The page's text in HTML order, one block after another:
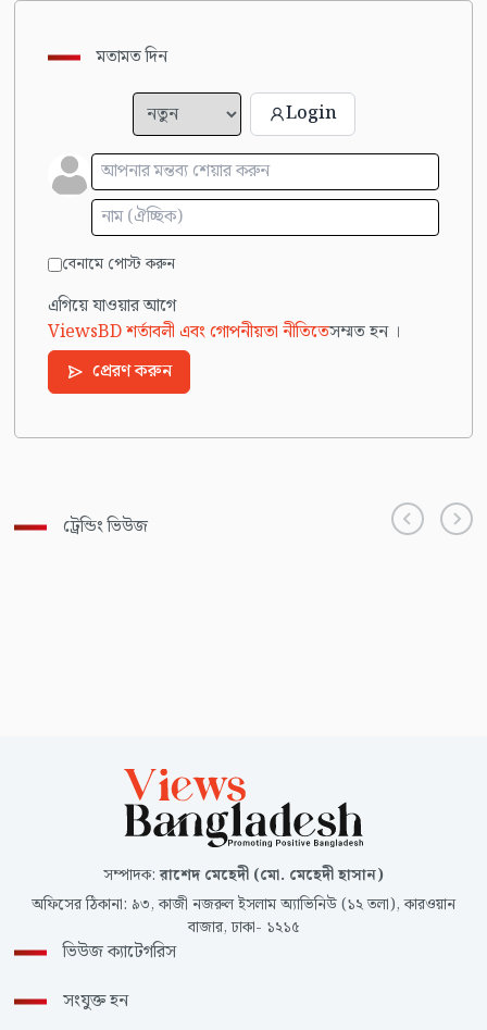
মতামত দিন
Login
বেনামে পোস্ট করুন
এগিয়ে যাওয়ার আগে
ViewsBD শর্তাবলী এবং গোপনীয়তা নীতিতেসম্মত হন ।
প্রেরণ করুন
ট্রেন্ডিং ভিউজ
সম্পাদক:রাশেদ মেহেদী (মো. মেহেদী হাসান)
অফিসের ঠিকানা: ৯৩, কাজী নজরুল ইসলাম অ্যাভিনিউ (১২ তলা), কারওয়ান
বাজার, ঢাকা- ১২১৫
ভিউজ ক্যাটেগরিস
সংযুক্ত হন